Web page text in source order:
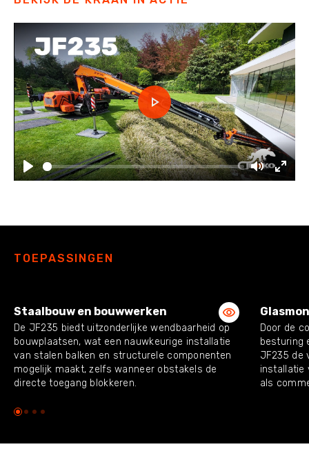
Play MuteEnter
Play
TOEPASSINGEN
Staalbouw en bouwwerken
De JF235 biedt uitzonderlijke wendbaarheid op
bouwplaatsen, wat een nauwkeurige installatie
van stalen balken en structurele componenten
mogelijk maakt, zelfs wanneer obstakels de
directe toegang blokkeren.
Door de
besturing
JF235 de
installatie
als